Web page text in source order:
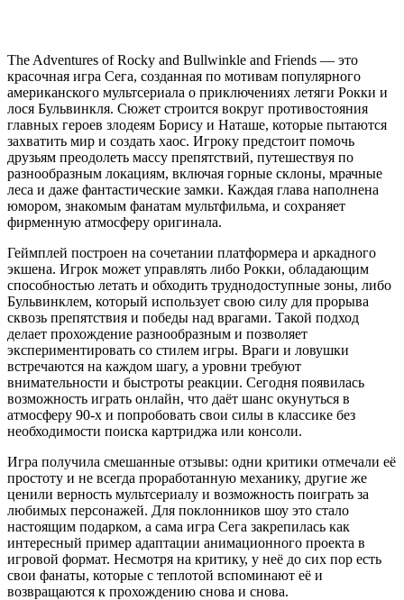
The Adventures of Rocky and Bullwinkle and Friends — это
красочная игра Сега, созданная по мотивам популярного
американского мультсериала о приключениях летяги Рокки и
лося Бульвинкля. Сюжет строится вокруг противостояния
главных героев злодеям Борису и Наташе, которые пытаются
захватить мир и создать хаос. Игроку предстоит помочь
друзьям преодолеть массу препятствий, путешествуя по
разнообразным локациям, включая горные склоны, мрачные
леса и даже фантастические замки. Каждая глава наполнена
юмором, знакомым фанатам мультфильма, и сохраняет
фирменную атмосферу оригинала.
Геймплей построен на сочетании платформера и аркадного
экшена. Игрок может управлять либо Рокки, обладающим
способностью летать и обходить труднодоступные зоны, либо
Бульвинклем, который использует свою силу для прорыва
сквозь препятствия и победы над врагами. Такой подход
делает прохождение разнообразным и позволяет
экспериментировать со стилем игры. Враги и ловушки
встречаются на каждом шагу, а уровни требуют
внимательности и быстроты реакции. Сегодня появилась
возможность играть онлайн, что даёт шанс окунуться в
атмосферу 90-х и попробовать свои силы в классике без
необходимости поиска картриджа или консоли.
Игра получила смешанные отзывы: одни критики отмечали её
простоту и не всегда проработанную механику, другие же
ценили верность мультсериалу и возможность поиграть за
любимых персонажей. Для поклонников шоу это стало
настоящим подарком, а сама игра Сега закрепилась как
интересный пример адаптации анимационного проекта в
игровой формат. Несмотря на критику, у неё до сих пор есть
свои фанаты, которые с теплотой вспоминают её и
возвращаются к прохождению снова и снова.